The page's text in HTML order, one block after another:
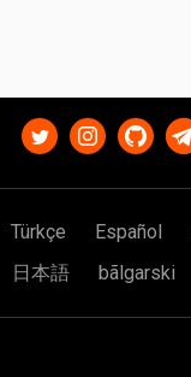
Türkçe Español
日本語 bãlgarski